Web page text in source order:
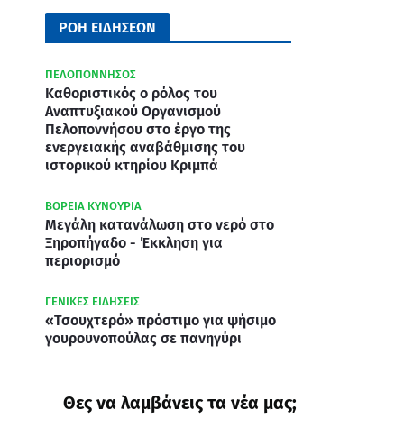
ΡΟΗ ΕΙΔΗΣΕΩΝ
ΠΕΛΟΠΟΝΝΗΣΟΣ
Καθοριστικός ο ρόλος του
Αναπτυξιακού Οργανισμού
Πελοποννήσου στο έργο της
ενεργειακής αναβάθμισης του
ιστορικού κτηρίου Κριμπά
ΒΟΡΕΙΑ ΚΥΝΟΥΡΙΑ
Μεγάλη κατανάλωση στο νερό στο
Ξηροπήγαδο - Έκκληση για
περιορισμό
ΓΕΝΙΚΕΣ ΕΙΔΗΣΕΙΣ
«Τσουχτερό» πρόστιμο για ψήσιμο
γουρουνοπούλας σε πανηγύρι
Θες να λαμβάνεις τα νέα μας;